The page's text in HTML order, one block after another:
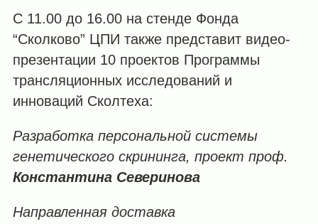
С 11.00 до 16.00 на стенде Фонда
“Сколково” ЦПИ также представит видео-
презентации 10 проектов Программы
трансляционных исследований и
инноваций Сколтеха:
Разработка персональной системы
генетического скрининга, проект проф.
Константина Северинова
Направленная доставка